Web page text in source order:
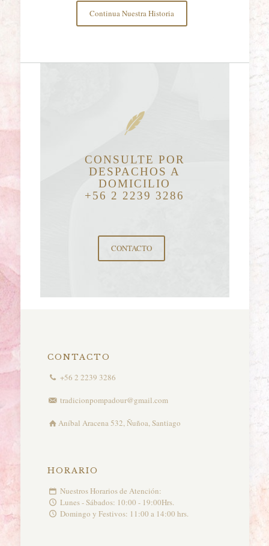
Continua Nuestra Historia
CONSULTE POR
DESPACHOS A
DOMICILIO
+56 2 2239 3286
CONTACTO
CONTACTO
+56 2 2239 3286
tradicionpompadour@gmail.com
Aníbal Aracena 532, Ñuñoa, Santiago
HORARIO
Nuestros Horarios de Atención:
Lunes - Sábados: 10:00 - 19:00Hrs.
Domingo y Festivos: 11:00 a 14:00 hrs.